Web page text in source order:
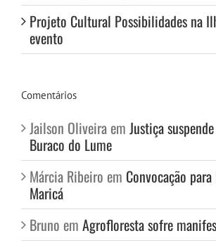
Projeto Cultural Possibilidades na
evento
Comentários
Jailson Oliveira em Justiça
Buraco do Lume
Márcia Ribeiro em Convocação
Maricá
Bruno em Agrofloresta sofre